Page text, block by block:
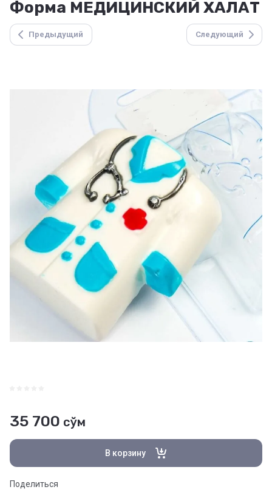
Форма МЕДИЦИНСКИЙ ХАЛАТ
Предыдущий Следующий
35 700 сўм
В корзину
Поделиться